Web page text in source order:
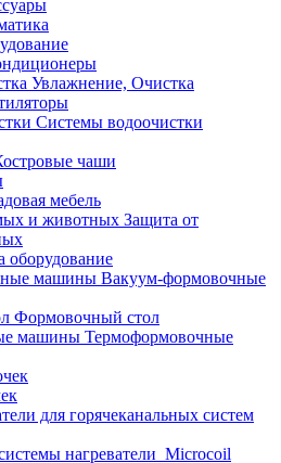
Увлажнение, Очистка
Системы водоочистки
чаши
мебель
Защита от
оборудование
Вакуум-формовочные
Формовочный стол
Термоформовочные
для горячеканальных систем